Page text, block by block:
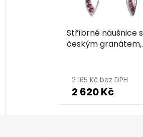
Stříbrné náušnice s
českým granátem,
2 165 Kč bez DPH
2 620 Kč